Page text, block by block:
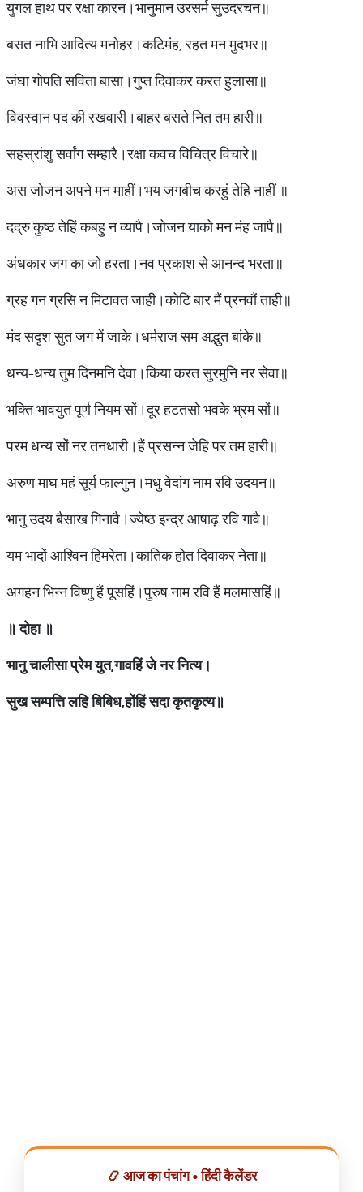
युगल हाथ पर रक्षा कारन।भानुमान उरसर्म सुउदरचन॥
बसत नाभि आदित्य मनोहर।कटिमंह, रहत मन मुदभर॥
जंघा गोपति सविता बासा।गुप्त दिवाकर करत हुलासा॥
विवस्वान पद की रखवारी।बाहर बसते नित तम हारी॥
सहस्रांशु सर्वांग सम्हारै।रक्षा कवच विचित्र विचारे॥
अस जोजन अपने मन माहीं।भय जगबीच करहुं तेहि नाहीं ॥
दद्रु कुष्ठ तेहिं कबहु न व्यापै।जोजन याको मन मंह जापै॥
अंधकार जग का जो हरता।नव प्रकाश से आनन्द भरता॥
ग्रह गन ग्रसि न मिटावत जाही।कोटि बार मैं प्रनवौं ताही॥
मंद सदृश सुत जग में जाके।धर्मराज सम अद्भुत बांके॥
धन्य-धन्य तुम दिनमनि देवा।किया करत सुरमुनि नर सेवा॥
भक्ति भावयुत पूर्ण नियम सों।दूर हटतसो भवके भ्रम सों॥
परम धन्य सों नर तनधारी।हैं प्रसन्न जेहि पर तम हारी॥
अरुण माघ महं सूर्य फाल्गुन।मधु वेदांग नाम रवि उदयन॥
भानु उदय बैसाख गिनावै।ज्येष्ठ इन्द्र आषाढ़ रवि गावै॥
यम भादों आश्विन हिमरेता।कातिक होत दिवाकर नेता॥
अगहन भिन्न विष्णु हैं पूसहिं।पुरुष नाम रवि हैं मलमासहिं॥
॥ दोहा ॥
भानुचालीसाप्रेमयुत,गावहिंजेनरनित्य।
सुखसम्पत्तिलहिबिबिध,होंहिंसदाकृतकृत्य॥
📿 आज का पंचांग • हिंदी कैलेंडर